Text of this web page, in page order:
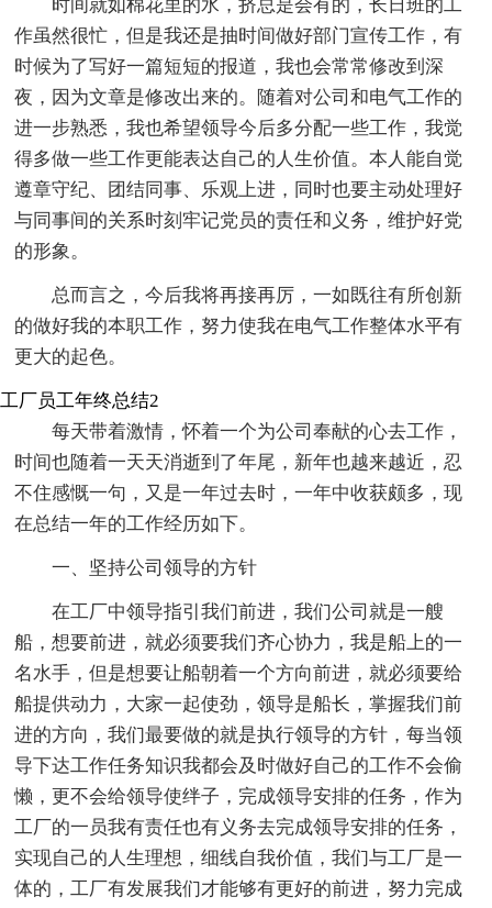
时间就如棉花里的水，挤总是会有的，长日班的工
作虽然很忙，但是我还是抽时间做好部门宣传工作，有
时候为了写好一篇短短的报道，我也会常常修改到深
夜，因为文章是修改出来的。随着对公司和电气工作的
进一步熟悉，我也希望领导今后多分配一些工作，我觉
得多做一些工作更能表达自己的人生价值。本人能自觉
遵章守纪、团结同事、乐观上进，同时也要主动处理好
与同事间的关系时刻牢记党员的责任和义务，维护好党
的形象。
总而言之，今后我将再接再厉，一如既往有所创新
的做好我的本职工作，努力使我在电气工作整体水平有
更大的起色。
工厂员工年终总结2
每天带着激情，怀着一个为公司奉献的心去工作，
时间也随着一天天消逝到了年尾，新年也越来越近，忍
不住感慨一句，又是一年过去时，一年中收获颇多，现
在总结一年的工作经历如下。
一、坚持公司领导的方针
在工厂中领导指引我们前进，我们公司就是一艘
船，想要前进，就必须要我们齐心协力，我是船上的一
名水手，但是想要让船朝着一个方向前进，就必须要给
船提供动力，大家一起使劲，领导是船长，掌握我们前
进的方向，我们最要做的就是执行领导的方针，每当领
导下达工作任务知识我都会及时做好自己的工作不会偷
懒，更不会给领导使绊子，完成领导安排的任务，作为
工厂的一员我有责任也有义务去完成领导安排的任务，
实现自己的人生理想，细线自我价值，我们与工厂是一
体的，工厂有发展我们才能够有更好的前进，努力完成